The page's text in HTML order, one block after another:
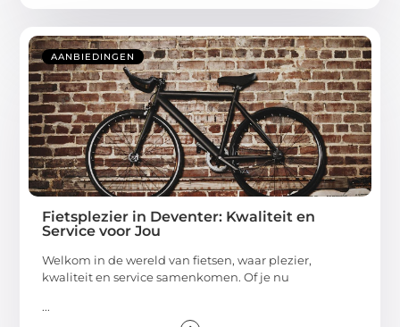
AANBIEDINGEN
Fietsplezier in Deventer: Kwaliteit en
Service voor Jou
Welkom in de wereld van fietsen, waar plezier,
kwaliteit en service samenkomen. Of je nu
...